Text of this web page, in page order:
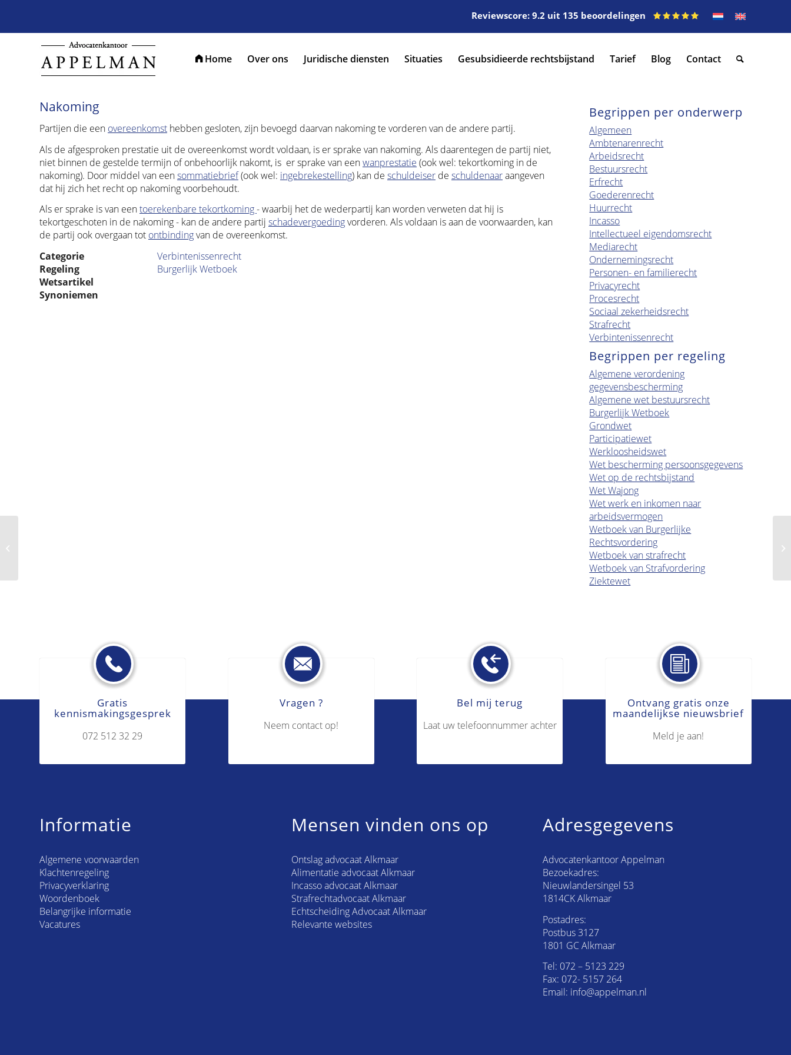
Reviewscore: 9.2 uit 135 beoordelingen
Home Over ons Juridische diensten Situaties Gesubsidieerde rechtsbijstand Tarief Blog Contact
Nakoming
Partijen die een overeenkomst hebben gesloten, zijn bevoegd daarvan nakoming te vorderen van de andere partij.
Als de afgesproken prestatie uit de overeenkomst wordt voldaan, is er sprake van nakoming. Als daarentegen de partij niet,
niet binnen de gestelde termijn of onbehoorlijk nakomt, is er sprake van eenwanprestatie (ook wel: tekortkoming in de
nakoming). Door middel van eensommatiebrief(ook wel: ingebrekestelling) kan de schuldeiser de schuldenaaraangeven
dat hij zich het recht op nakoming voorbehoudt.
Als er sprake is van eentoerekenbare tekortkoming- waarbij het de wederpartij kan worden verweten dat hij is
tekortgeschoten in de nakoming - kan de andere partij schadevergoedingvorderen. Als voldaan is aan de voorwaarden, kan
de partij ook overgaan tot ontbindingvan de overeenkomst.
Categorie
Verbintenissenrecht
Regeling
Burgerlijk Wetboek
Wetsartikel
Synoniemen
Begrippen per onderwerp
Algemeen
Ambtenarenrecht
Arbeidsrecht
Bestuursrecht
Erfrecht
Goederenrecht
Huurrecht
Incasso
Intellectueel eigendomsrecht
Mediarecht
Ondernemingsrecht
Personen- en familierecht
Privacyrecht
Procesrecht
Sociaal zekerheidsrecht
Strafrecht
Verbintenissenrecht
Begrippen per regeling
Algemene verordening
gegevensbescherming
Algemene wet bestuursrecht
Burgerlijk Wetboek
Grondwet
Participatiewet
Werkloosheidswet
Wet bescherming persoonsgegevens
Wet op de rechtsbijstand
Wet Wajong
Wet werk en inkomen naar
arbeidsvermogen
Wetboek van Burgerlijke
Rechtsvordering
Wetboek van strafrecht
Wetboek van Strafvordering
Ziektewet
Gratis
kennismakingsgesprek
072 512 32 29
Vragen ?
Neem contact op!
Bel mij terug
Laat uw telefoonnummer achter
Ontvang gratis onze
maandelijkse nieuwsbrief
Meld je aan!
Informatie
Algemene voorwaarden
Klachtenregeling
Privacyverklaring
Woordenboek
Belangrijke informatie
Vacatures
Mensen vinden ons op
Ontslag advocaat Alkmaar
Alimentatie advocaat Alkmaar
Incasso advocaat Alkmaar
Strafrechtadvocaat Alkmaar
Echtscheiding Advocaat Alkmaar
Relevante websites
Adresgegevens
Advocatenkantoor Appelman
Bezoekadres:
Nieuwlandersingel 53
1814CK Alkmaar
Postadres:
Postbus 3127
1801 GC Alkmaar
Tel: 072 – 5123 229
Fax: 072- 5157 264
Email: info@appelman.nl